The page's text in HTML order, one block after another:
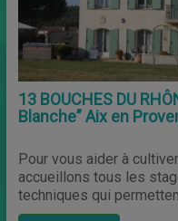
13 BOUCHES DU
Blanche” Aix en
Pour vous aider à
accueillons tous les
techniques qui